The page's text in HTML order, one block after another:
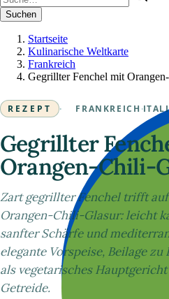
Suchen
Startseite
Kulinarische Weltkarte
Frankreich
Gegrillter Fenchel mit
REZEPT · FRANKREICH ·
Gegrillter
Orangen-Chili-
Zart gegrillter Fenchel trifft
Orangen-Chili-Glasur: leicht
sanfter Schärfe und
elegante Vorspeise, Beilage
als vegetarisches
Getreide.